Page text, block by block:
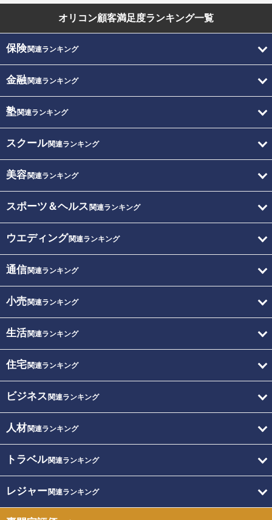
オリコン顧客満足度ランキング一覧
保険関連ランキング
金融関連ランキング
塾関連ランキング
スクール関連ランキング
美容関連ランキング
スポーツ＆ヘルス 関連ランキング
ウエディング関連ランキング
通信関連ランキング
小売関連ランキング
生活関連ランキング
住宅関連ランキング
ビジネス 関連ランキング
人材関連ランキング
トラベル関連ランキング
レジャー関連ランキング